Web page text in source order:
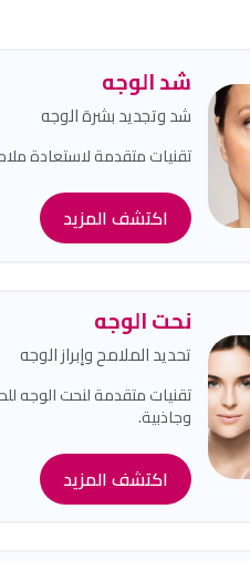
شد الوجه
شد وتجديد بشرة الوجه
تقنيات متقدمة لاستعادة
اكتشف المزيد
نحت الوجه
تحديد الملامح وإبراز الوجه
تقنيات متقدمة لنحت الوجه
وجاذبية.
اكتشف المزيد